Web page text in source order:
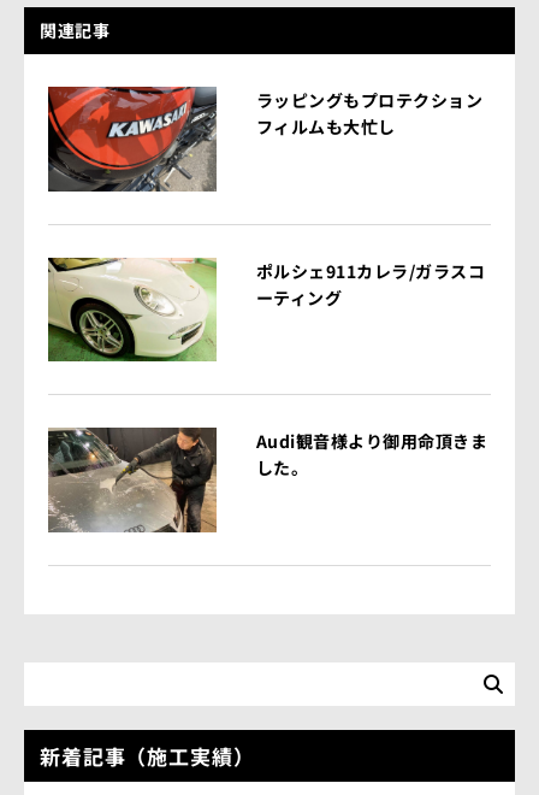
関連記事
ラッピングもプロテクション
フィルムも大忙し
ポルシェ911カレラ/ガラスコ
ーティング
Audi観音様より御用命頂きま
した。
新着記事（施工実績）